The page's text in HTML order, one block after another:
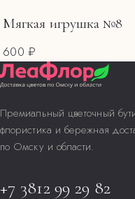
Мягкая игрушка №8
600 ₽
Премиальный цветочный
флористика и бережная
по Омску и области.
+7 3812 99 29 82